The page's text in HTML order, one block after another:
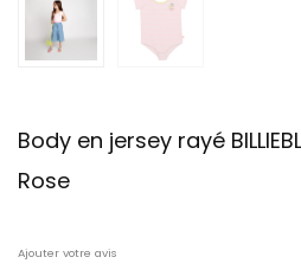
Body en jersey rayé
Rose
Ajouter votre avis